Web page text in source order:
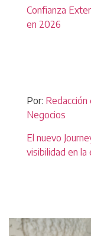
Confianza
en 2026
Por:
Negocios
El nuevo
visibilidad en la